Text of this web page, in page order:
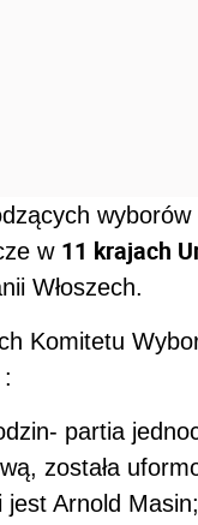
w 11 krajach
Włoszech.
Komitetu
partia
została
jest Arnold